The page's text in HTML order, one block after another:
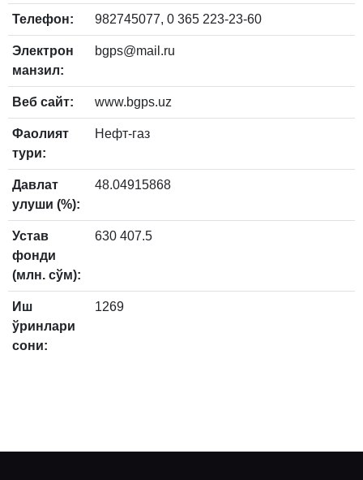
Телефон: 982745077, 0 365 223-23-60
Электрон
манзил:
bgps@mail.ru
Веб сайт: www.bgps.uz
Фаолият
тури:
Нефт-газ
Давлат
улуши (%):
48.04915868
Устав
фонди
(млн. сўм):
630 407.5
Иш
ўринлари
сони:
1269